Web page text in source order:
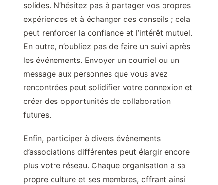
solides. N’hésitez pas à partager vos propres
expériences et à échanger des conseils ; cela
peut renforcer la confiance et l’intérêt mutuel.
En outre, n’oubliez pas de faire un suivi après
les événements. Envoyer un courriel ou un
message aux personnes que vous avez
rencontrées peut solidifier votre connexion et
créer des opportunités de collaboration
futures.
Enfin, participer à divers événements
d’associations différentes peut élargir encore
plus votre réseau. Chaque organisation a sa
propre culture et ses membres, offrant ainsi